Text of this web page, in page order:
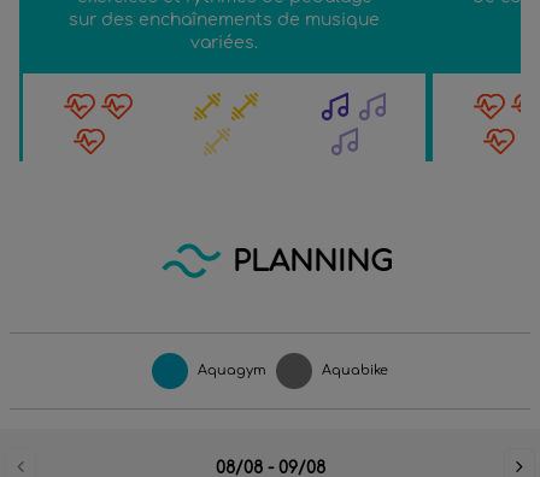
sur des enchaînements de musique
variées.
PLANNING
Aquagym Aquabike